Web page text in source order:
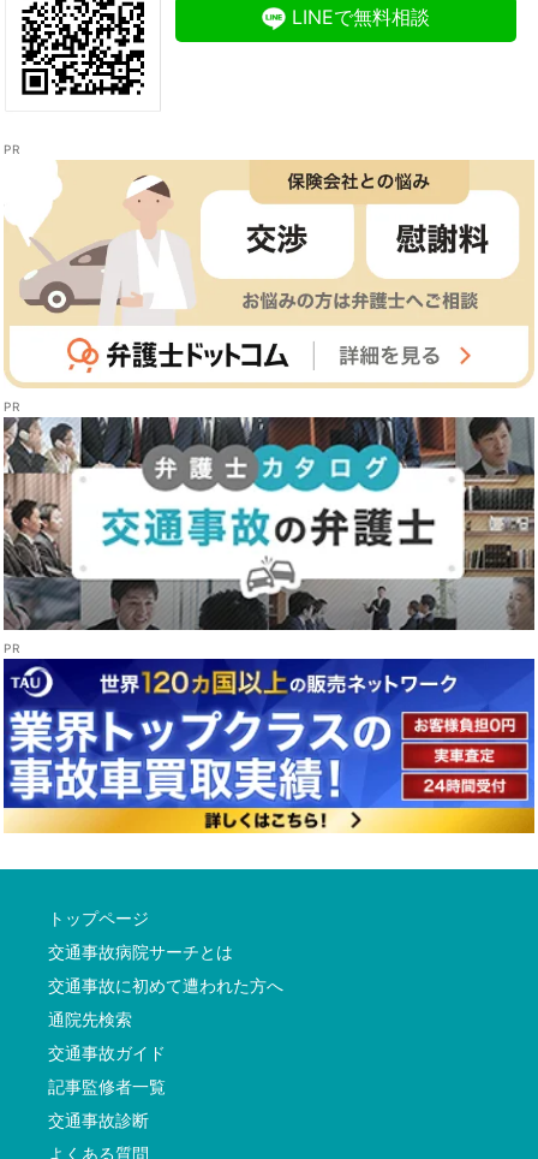
LINEで無料相談
トップページ
交通事故病院サーチとは
交通事故に初めて遭われた方へ
通院先検索
交通事故ガイド
記事監修者一覧
交通事故診断
よくある質問